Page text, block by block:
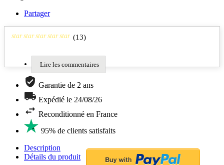
Partager
star star star star star (13)
Lire les commentaires
Garantie de 2 ans
Expédié le 24/08/26
Reconditionné en France
95% de clients satisfaits
Description
Détails du produit